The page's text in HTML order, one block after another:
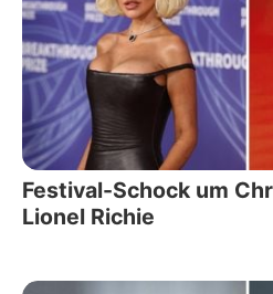
Festival-Schock um
Lionel Richie